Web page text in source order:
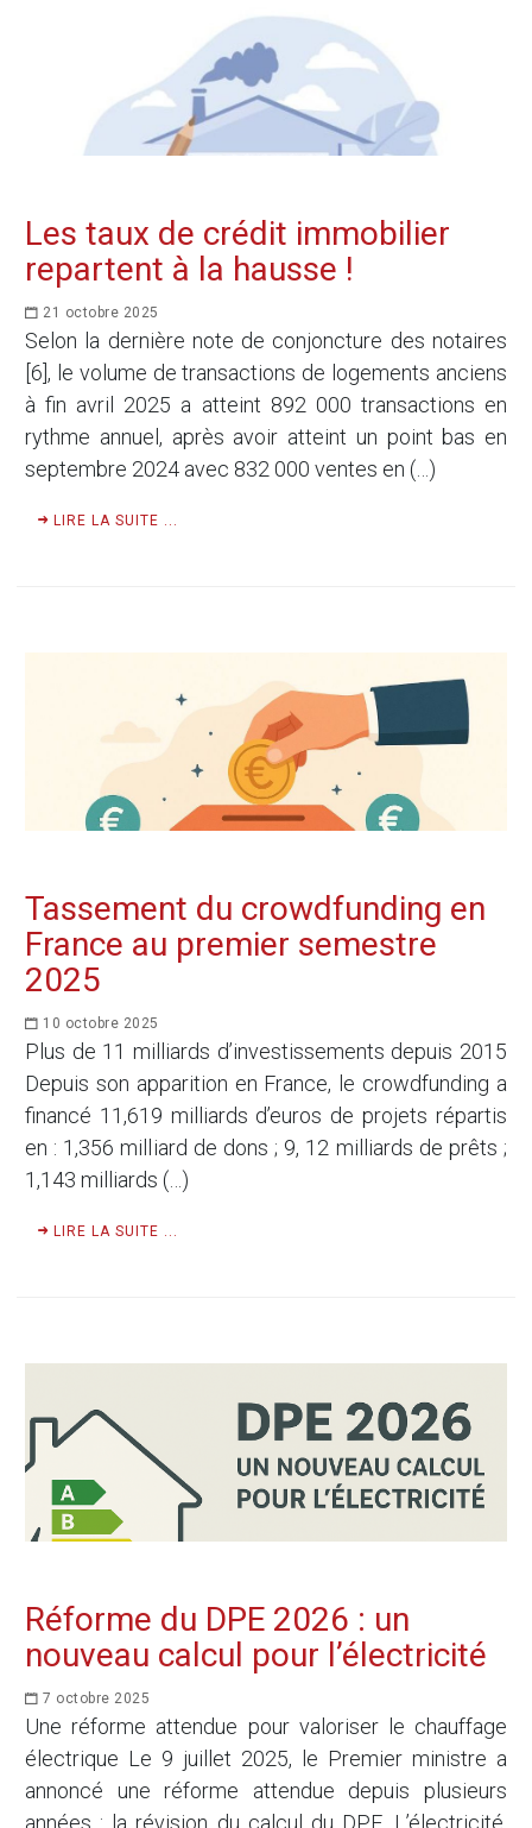
Les taux de crédit immobilier
repartent à la hausse !
21 octobre 2025
Selon la dernière note de conjoncture des notaires
[6], le volume de transactions de logements anciens
à fin avril 2025 a atteint 892 000 transactions en
rythme annuel, après avoir atteint un point bas en
septembre 2024 avec 832 000 ventes en (…)
LIRE LA SUITE ...
Tassement du crowdfunding en
France au premier semestre
2025
10 octobre 2025
Plus de 11 milliards d’investissements depuis 2015
Depuis son apparition en France, le crowdfunding a
financé 11,619 milliards d’euros de projets répartis
en : 1,356 milliard de dons ; 9, 12 milliards de prêts ;
1,143 milliards (…)
LIRE LA SUITE ...
Réforme du DPE 2026 : un
nouveau calcul pour l’électricité
7 octobre 2025
Une réforme attendue pour valoriser le chauffage
électrique Le 9 juillet 2025, le Premier ministre a
annoncé une réforme attendue depuis plusieurs
années : la révision du calcul du DPE. L’électricité,